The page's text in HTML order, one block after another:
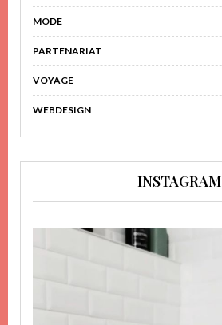
MODE
PARTENARIAT
VOYAGE
WEBDESIGN
INSTAGRAM